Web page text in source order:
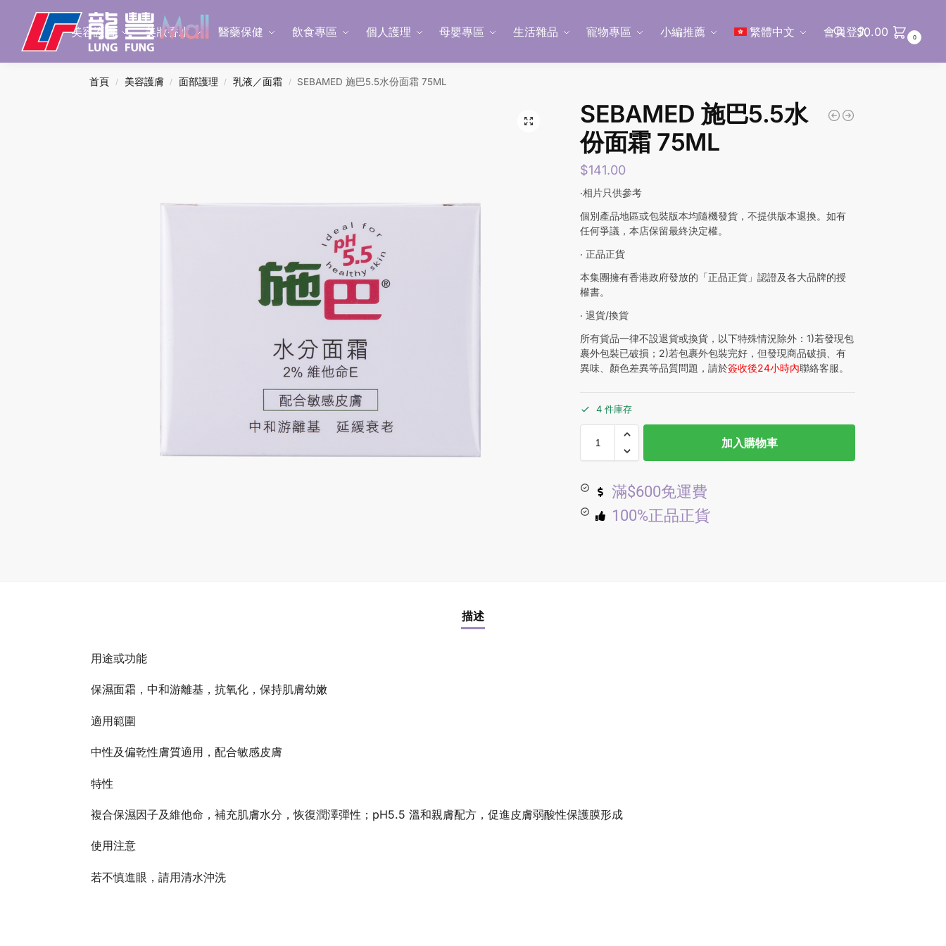
美容護膚 美妝香水 醫藥保健 飲食專區 個人護理 母嬰專區 生活雜品 寵物專區 小編推薦 繁體中文 會員登入
Search
$0.00 0
首頁 / 美容護膚 / 面部護理 / 乳液／面霜 / SEBAMED 施巴5.5水份面霜 75ML
SEBAMED 施巴5.5水
份面霜 75ML
$141.00
‧相片只供參考
個別產品地區或包裝版本均隨機發貨，不提供版本退換。如有
任何爭議，本店保留最終決定權。
‧ 正品正貨
本集團擁有香港政府發放的「正品正貨」認證及各大品牌的授
權書。
‧ 退貨/換貨
所有貨品一律不設退貨或換貨，以下特殊情況除外：1)若發現包
裹外包裝已破損；2)若包裹外包裝完好，但發現商品破損、有
異味、顏色差異等品質問題，請於簽收後24小時內聯絡客服。
4 件庫存
加入購物車
滿$600免運費
100%正品正貨
描述
用途或功能
保濕面霜，中和游離基，抗氧化，保持肌膚幼嫩
適用範圍
中性及偏乾性膚質適用，配合敏感皮膚
特性
複合保濕因子及維他命，補充肌膚水分，恢復潤澤彈性；pH5.5 溫和親膚配方，促進皮膚弱酸性保護膜形成
使用注意
若不慎進眼，請用清水沖洗